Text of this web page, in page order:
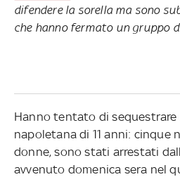
difendere la sorella ma sono
che hanno fermato un gruppo
Hanno tentato di sequestrare
napoletana di 11 anni: cinque
donne, sono stati arrestati
avvenuto domenica sera nel